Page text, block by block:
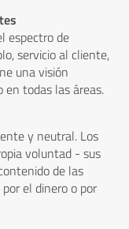
espectro de
servicio al cliente,
una visión
en todas las áreas.
y neutral. Los
voluntad - sus
de las
el dinero o por